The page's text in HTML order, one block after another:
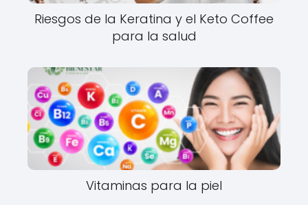
Riesgos de la Keratina y el Keto Coffee
para la salud
Vitaminas para la piel